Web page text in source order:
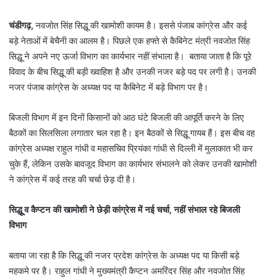
चंडीगढ़, नवजोत सिंह सिद्धू की खामोशी कायम है। इससे पंजाब कांग्रेस और कई
बड़े नेताओं में बेचैनी का आलम है। पिछले एक हफ्ते से कैबिनेट मंत्री नवजोत सिंह
सिद्धू ने अपने नए ऊर्जा विभाग का कार्यभार नहीं संभाला है। बताया जाता है कि पूरे
विवाद के बीच सिद्धू की बड़ी ख्‍वाहिश है और उनकी नजर बड़े पद पर लगी है। उनकी
नजर पंजाब कांग्रेस के अध्‍यक्ष पद या कैबिनेट में बड़े विभाग पर है।
बिजली विभाग में इन दिनों किसानों को आठ घंटे बिजली की आपूर्ति करने के लिए
बैठकों का सिलसिला लगातार चल रहा है। इन बैठकों से सिद्धू गायब हैं। इस बीच वह
कांग्रेस अध्यक्ष राहुल गांधी व महासचिव प्रियंका गांधी से दिल्ली में मुलाकात भी कर
चुके हैं, लेकिन उसके बावजूद विभाग का कार्यभार संभालने को लेकर उनकी खामोशी
ने कांग्रेस में कई तरह की चर्चा छेड़ दी है।
सिद्धूू व कैप्टन की खामोशी ने छेड़ी कांग्रेस में नई चर्चा, नहीं संभाल रहे बिजली
विभाग
बताया जा रहा है कि सिद्धू की नजर प्रदेश कांग्रेस के अध्यक्ष पद या किसी बड़े
महकमे पर है। राहुल गांधी ने मुख्यमंत्री कैप्टन अमरिंदर सिंह और नवजोत सिंह